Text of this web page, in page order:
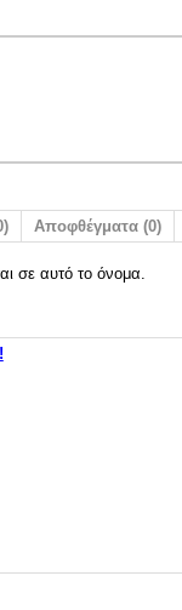
Αποφθέγματα (0)
σε αυτό το όνομα.